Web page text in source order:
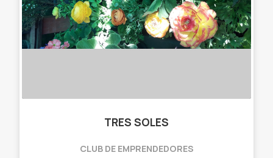
TRES SOLES
CLUB DE EMPRENDEDORES